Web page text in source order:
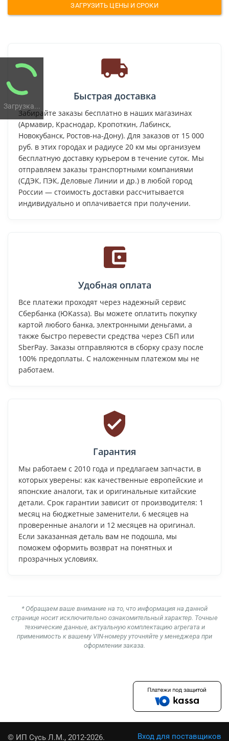
Загрузка...
ЗАГРУЗИТЬ ЦЕНЫ И СРОКИ
Быстрая доставка
Забирайте заказы бесплатно в наших магазинах
(Армавир, Краснодар, Кропоткин, Лабинск,
Новокубанск, Ростов-на-Дону). Для заказов от 15 000
руб. в этих городах и радиусе 20 км мы организуем
бесплатную доставку курьером в течение суток. Мы
отправляем заказы транспортными компаниями
(СДЭК, ПЭК, Деловые Линии и др.) в любой город
России — стоимость доставки рассчитывается
индивидуально и оплачивается при получении.
Удобная оплата
Все платежи проходят через надежный сервис
Сбербанка (ЮKassa). Вы можете оплатить покупку
картой любого банка, электронными деньгами, а
также быстро перевести средства через СБП или
SberPay. Заказы отправляются в сборку сразу после
100% предоплаты. С наложенным платежом мы не
работаем.
Гарантия
Мы работаем с 2010 года и предлагаем запчасти, в
которых уверены: как качественные европейские и
японские аналоги, так и оригинальные китайские
детали. Срок гарантии зависит от производителя: 1
месяц на бюджетные заменители, 6 месяцев на
проверенные аналоги и 12 месяцев на оригинал.
Если заказанная деталь вам не подошла, мы
поможем оформить возврат на понятных и
прозрачных условиях.
* Обращаем ваше внимание на то, что информация на данной
странице носит исключительно ознакомительный характер. Точные
технические данные, актуальную комплектацию агрегата и
применимость к вашему VIN-номеру уточняйте у менеджера при
оформлении заказа.
© ИП Сусь Л.М., 2012-2026. Вход для поставщиков